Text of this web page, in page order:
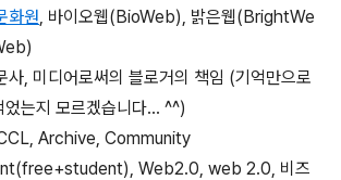
화원, 바이오웹(BioWeb), 밝은웹(BrightWe
사, 미디어로써의 블로거의 책임 (기억만으로
는지 모르겠습니다... ^^)
Archive, Community
Web2.0, web 2.0, 비즈